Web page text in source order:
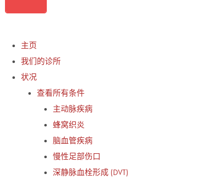
主页
我们的诊所
状况
查看所有条件
主动脉疾病
蜂窝织炎
脑血管疾病
慢性足部伤口
深静脉血栓形成 (DVT)